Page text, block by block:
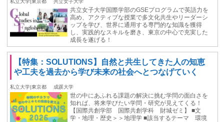
私立大学|東京都 共立女子大学
共立女子大学国際学部のGSEプログラムで英語力を
高め、アクティブな授業で多文化共生やリーダーシ
ップを学び、世界に通用する専門的な知識を獲得
し、実践的なスキルを磨き、東京の中心で充実した
成長を遂げる！
【特集：SOLUTIONS】自然と共生してきた人の知恵
や工夫を過去から学び未来の社会へとつなげていく
私立大学|東京都 成蹊大学
世の中にあふれる課題の解決に挑む学問の面白さを
知れば、将来学びたい学問・研究が見えてくる！
【国際共創学部 国際共創学科 財城ゼミ】 ■文
学・地理・歴史＞＞地理学 ■該当するテーマ 環境